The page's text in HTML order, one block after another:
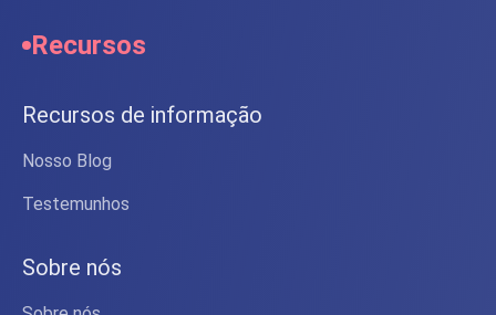
Recursos
Recursos de informação
Nosso Blog
Testemunhos
Sobre nós